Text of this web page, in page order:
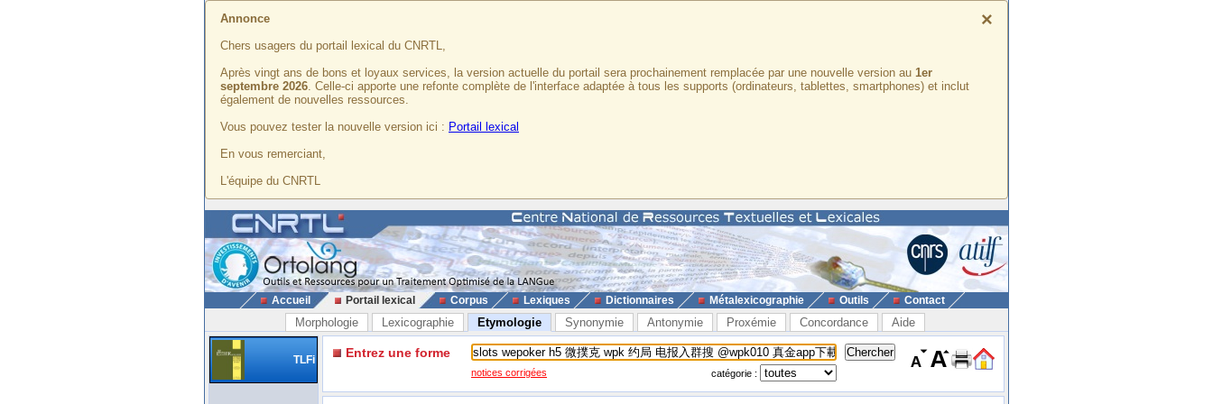
×
Annonce
Chers usagers du portail lexical du CNRTL,
Après vingt ans de bons et loyaux services, la version actuelle du portail sera prochainement remplacée par une nouvelle version au 1er
septembre 2026. Celle-ci apporte une refonte complète de l'interface adaptée à tous les supports (ordinateurs, tablettes, smartphones) et inclut
également de nouvelles ressources.
Vous pouvez tester la nouvelle version ici : Portail lexical
En vous remerciant,
L'équipe du CNRTL
Accueil Portail lexical Corpus Lexiques Dictionnaires Métalexicographie Outils Contact
Morphologie Lexicographie Etymologie Synonymie Antonymie Proxémie Concordance Aide
TLFi Entrez une forme
notices corrigées catégorie :